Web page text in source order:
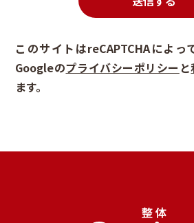
このサイトはreCAPTCHAによっ
Googleのプライバシーポリシー と
ます。